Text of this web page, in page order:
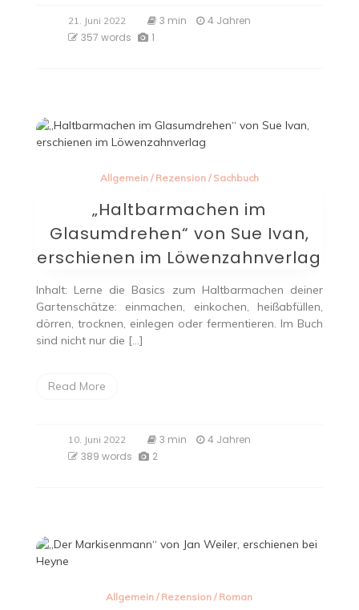
21. Juni 2022 3 min
4 Jahren
357 words
1
Allgemein/ Rezension/ Sachbuch
„Haltbarmachen im
Glasumdrehen“ von Sue Ivan,
erschienen im Löwenzahnverlag
Inhalt: Lerne die Basics zum Haltbarmachen deiner
Gartenschätze: einmachen, einkochen, heißabfüllen,
dörren, trocknen, einlegen oder fermentieren. Im Buch
sind nicht nur die […]
Read More
10. Juni 2022 3 min
4 Jahren
389 words
2
Allgemein / Rezension / Roman